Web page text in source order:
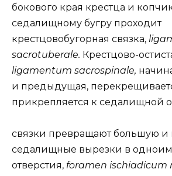
бокового края крестца и
седалищному бугру проходит
крестцовобугорная связка,
sacrotuberale. Крестцово-
ligamentum sacrospinale,
и предыдущая,
прикрепляется к седалищной
связки превращают большую и
седалищные вырезки в
отверстия, foramen ischiadicum